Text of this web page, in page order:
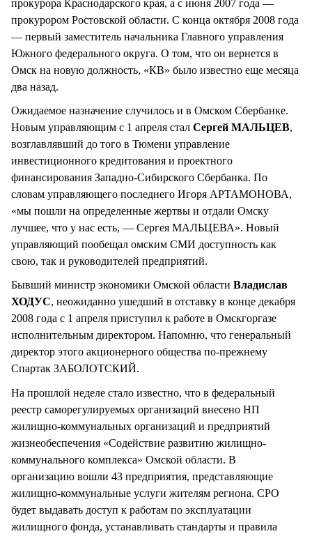
прокурора Краснодарского края, а с июня 2007 года —
прокурором Ростовской области. С конца октября 2008 года
— первый заместитель начальника Главного управления
Южного федерального округа. О том, что он вернется в
Омск на новую должность, «КВ» было известно еще месяца
два назад.
Ожидаемое назначение случилось и в Омском Сбербанке.
Новым управляющим с 1 апреля стал Сергей МАЛЬЦЕВ,
возглавлявший до того в Тюмени управление
инвестиционного кредитования и проектного
финансирования Западно-Сибирского Сбербанка. По
словам управляющего последнего Игоря АРТАМОНОВА,
«мы пошли на определенные жертвы и отдали Омску
лучшее, что у нас есть, — Сергея МАЛЬЦЕВА». Новый
управляющий пообещал омским СМИ доступность как
свою, так и руководителей предприятий.
Бывший министр экономики Омской области Владислав
ХОДУС, неожиданно ушедший в отставку в конце декабря
2008 года с 1 апреля приступил к работе в Омскгоргазе
исполнительным директором. Напомню, что генеральный
директор этого акционерного общества по-прежнему
Спартак ЗАБОЛОТСКИЙ.
На прошлой неделе стало известно, что в федеральный
реестр саморегулируемых организаций внесено НП
жилищно-коммунальных организаций и предприятий
жизнеобеспечения «Содействие развитию жилищно-
коммунального комплекса» Омской области. В
организацию вошли 43 предприятия, представляющие
жилищно-коммунальные услуги жителям региона. СРО
будет выдавать доступ к работам по эксплуатации
жилищного фонда, устанавливать стандарты и правила